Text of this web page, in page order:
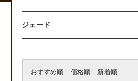
ジェード
おすすめ順 価格順 新着順